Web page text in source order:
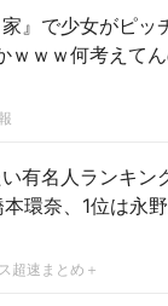
家』で少女がピッ
ｗｗｗ何考えてん
い有名人ランキ
環奈、1位は永
超速まとめ＋